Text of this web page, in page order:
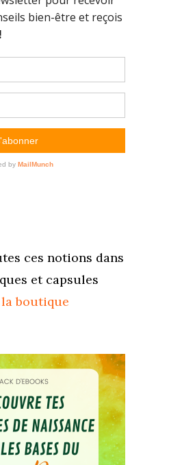
ces notions dans
et capsules
la boutique
Accueil
Commence ici
Blog